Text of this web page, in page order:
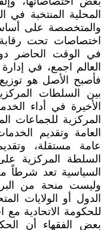
المحلية المنتخبة في
والمتخصصة على
اختصاصات تحت
في الوقت الحاضر
العالم اجمع، في
فأصبح الأصل هو توزيع
بين السلطات
الأخيرة في أداء
المركزية للجماعات
العامة وتقديم
عامة مستقلة،
السلطة المركزية
السياسية تعد شرطاً
وليست منحة من
الدول أو الولايات
للحكومة الاتحادية مع
بعض الفقهاء أن